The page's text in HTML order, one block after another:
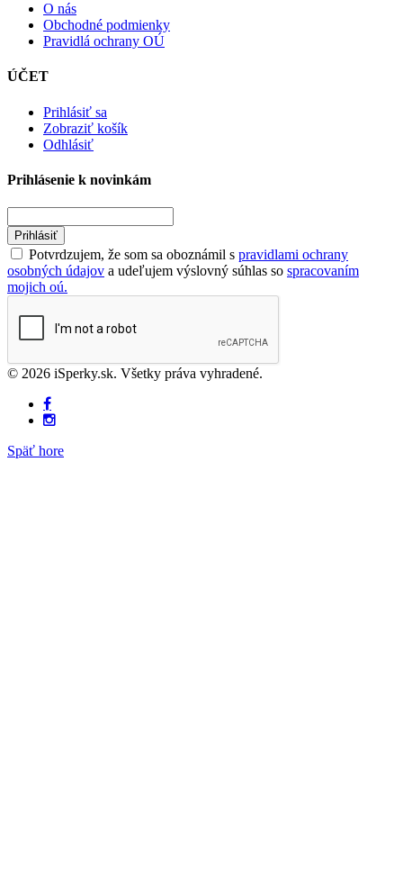
O nás
Obchodné podmienky
Pravidlá ochrany OÚ
ÚČET
Prihlásiť sa
Zobraziť košík
Odhlásiť
Prihlásenie k novinkám
Prihlásiť
Potvrdzujem, že som sa oboznámil s pravidlami ochrany
osobných údajov a udeľujem výslovný súhlas so spracovaním
mojich oú.
© 2026 iSperky.sk. Všetky práva vyhradené.
Späť hore